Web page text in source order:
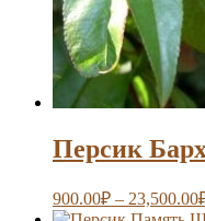
Персик
900.00₽ – 23,500.00